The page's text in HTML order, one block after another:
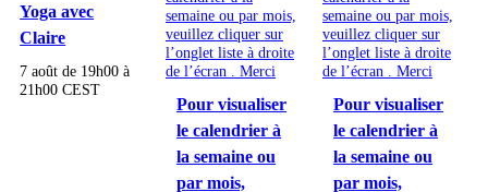
Yoga avec
Claire
7 août de 19h00 à
21h00 CEST
Pour visualiser
le calendrier à
la semaine ou
par mois,
Pour visualiser
le calendrier à
la semaine ou
par mois,